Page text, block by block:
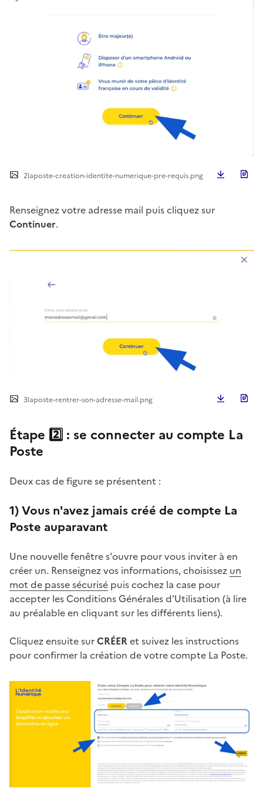
2laposte-creation-identite-numerique-pre-requis.png
Renseignez votre adresse mail puis cliquez sur
Continuer.
3laposte-rentrer-son-adresse-mail.png
Étape 2️⃣ : se connecter au compte La
Poste
Deux cas de figure se présentent :
1) Vous n'avez jamais créé de compte La
Poste auparavant
Une nouvelle fenêtre s'ouvre pour vous inviter à en
créer un. Renseignez vos informations, choisissez un
mot de passe sécurisé puis cochez la case pour
accepter les Conditions Générales d'Utilisation (à lire
au préalable en cliquant sur les différents liens).
Cliquez ensuite surCRÉERet suivez les instructions
pour confirmer la création de votre compte La Poste.